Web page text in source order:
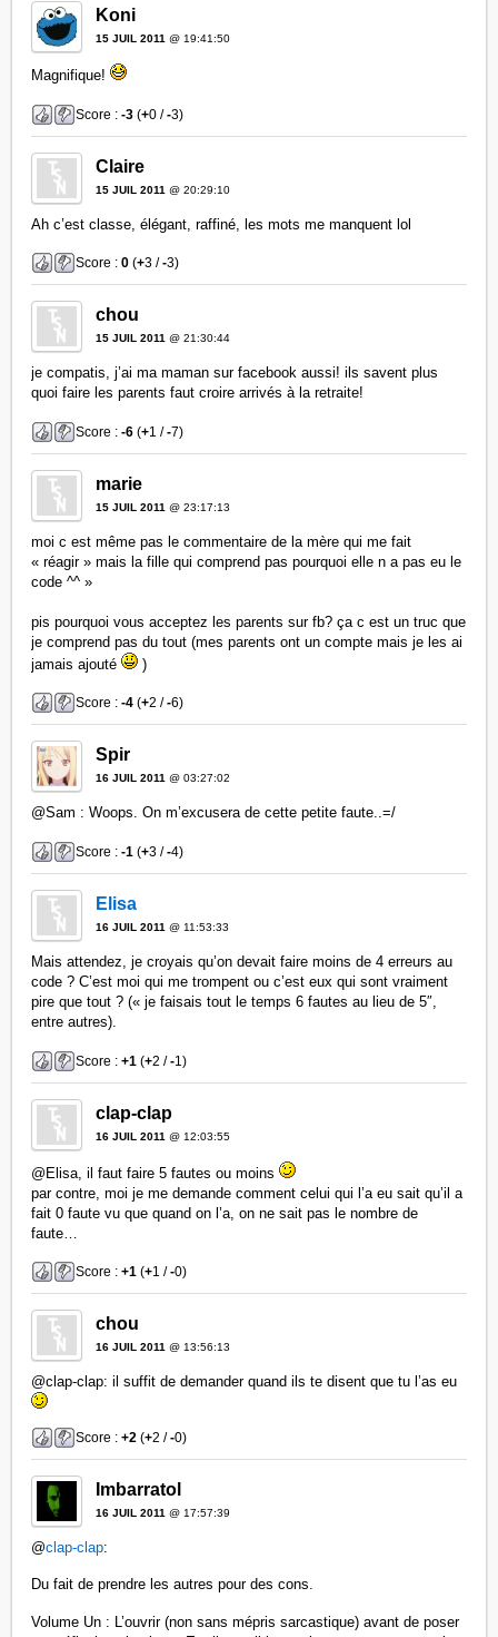
Koni
15 JUIL 2011 @ 19:41:50
Magnifique!
Score :-3 (+0 /-3)
Claire
15 JUIL 2011 @ 20:29:10
Ah c’est classe, élégant, raffiné, les mots me manquent lol
Score :0 (+3 /-3)
chou
15 JUIL 2011 @ 21:30:44
je compatis, j’ai ma maman sur facebook aussi! ils savent plus
quoi faire les parents faut croire arrivés à la retraite!
Score :-6 (+1 /-7)
marie
15 JUIL 2011 @ 23:17:13
moi c est même pas le commentaire de la mère qui me fait
« réagir » mais la fille qui comprend pas pourquoi elle n a pas eu le
code ^^ »
pis pourquoi vous acceptez les parents sur fb? ça c est un truc que
je comprend pas du tout (mes parents ont un compte mais je les ai
jamais ajouté
)
Score :-4 (+2 /-6)
Spir
16 JUIL 2011 @ 03:27:02
@Sam : Woops. On m’excusera de cette petite faute..=/
Score :-1 (+3 /-4)
Elisa
16 JUIL 2011 @ 11:53:33
Mais attendez, je croyais qu’on devait faire moins de 4 erreurs au
code ? C’est moi qui me trompent ou c’est eux qui sont vraiment
pire que tout ? (« je faisais tout le temps 6 fautes au lieu de 5″,
entre autres).
Score :+1 (+2 /-1)
clap-clap
16 JUIL 2011 @ 12:03:55
@Elisa, il faut faire 5 fautes ou moins
par contre, moi je me demande comment celui qui l’a eu sait qu’il a
fait 0 faute vu que quand on l’a, on ne sait pas le nombre de
faute…
Score :+1 (+1 /-0)
chou
16 JUIL 2011 @ 13:56:13
@clap-clap: il suffit de demander quand ils te disent que tu l’as eu
Score :+2 (+2 /-0)
Imbarratol
16 JUIL 2011 @ 17:57:39
@clap-clap:
Du fait de prendre les autres pour des cons.
Volume Un : L’ouvrir (non sans mépris sarcastique) avant de poser